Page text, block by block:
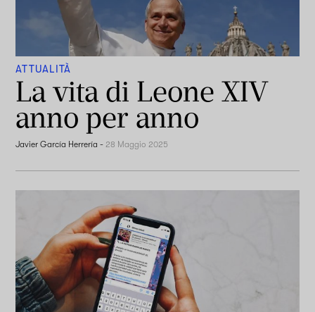
ATTUALITÀ
La vita di Leone XIV
anno per anno
Javier García Herrería -28 Maggio 2025